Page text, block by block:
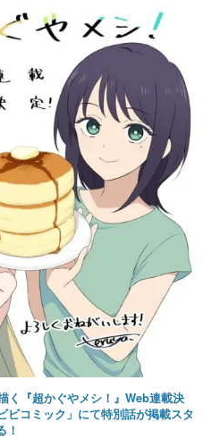
く『超かぐやメシ！』Web連載決
ビコミック」にて特別話が掲載スタ